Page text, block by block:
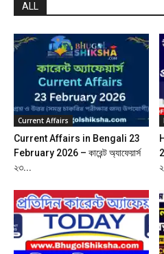
ALL
Current Affairs
Current Affairs in Bengali 23
February 2026 – কারেন্ট অ্যাফেয়ার্স
২৩...